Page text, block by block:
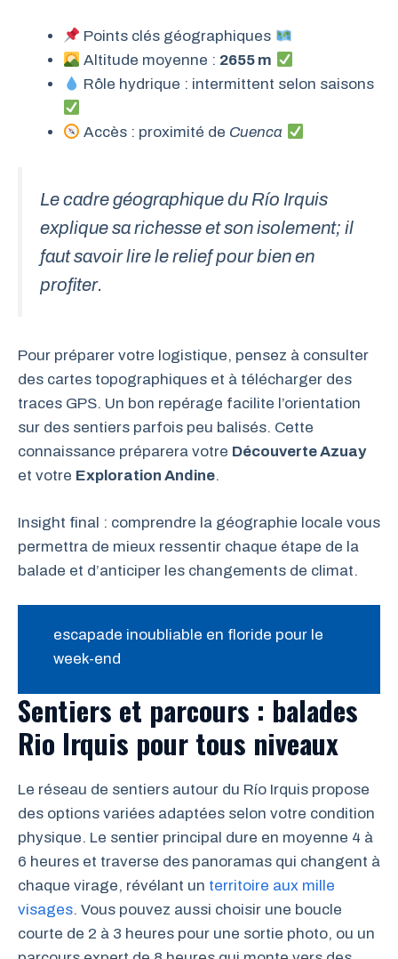
Points clés géographiques
Altitude moyenne : 2655 m
Rôle hydrique : intermittent selon saisons
Accès : proximité de Cuenca
Le cadre géographique du Río Irquis
explique sa richesse et son isolement; il
faut savoir lire le relief pour bien en
profiter.
Pour préparer votre logistique, pensez à consulter
des cartes topographiques et à télécharger des
traces GPS. Un bon repérage facilite l’orientation
sur des sentiers parfois peu balisés. Cette
connaissance préparera votre Découverte Azuay
et votre Exploration Andine.
Insight final : comprendre la géographie locale vous
permettra de mieux ressentir chaque étape de la
balade et d’anticiper les changements de climat.
escapade inoubliable en floride pour le
week-end
Sentiers et parcours : balades
Rio Irquis pour tous niveaux
Le réseau de sentiers autour du Río Irquis propose
des options variées adaptées selon votre condition
physique. Le sentier principal dure en moyenne 4 à
6 heures et traverse des panoramas qui changent à
chaque virage, révélant un territoire aux mille
visages. Vous pouvez aussi choisir une boucle
courte de 2 à 3 heures pour une sortie photo, ou un